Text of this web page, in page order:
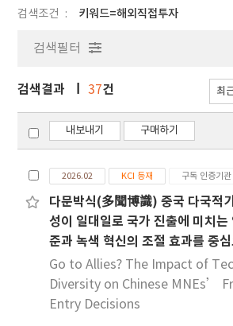
검색조건 키워드=해외직접투자
검색필터
검색결과 37건
내보내기 구매하기
2026.02 KCI 등재 구독 인증기
다문박식(多聞博識) 중국 다국적
성이 일대일로 국가 진출에 미치는
준과 녹색 혁신의 조절 효과를 중
Go to Allies? The Impact of
Diversity on Chinese MNEs’
Entry Decisions